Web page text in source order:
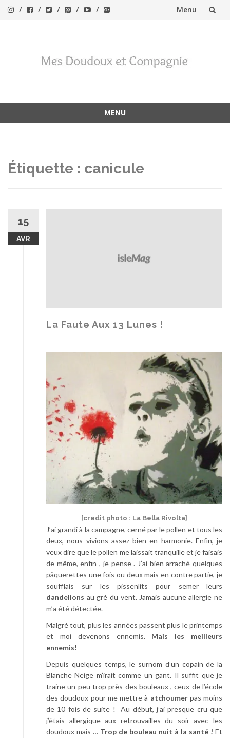
Menu
MENU
Étiquette : canicule
15
AVR
La Faute Aux 13 Lunes !
[credit photo : La Bella Rivolta]
J’ai grandi à la campagne, cerné par le pollen et tous les
deux, nous vivions assez bien en harmonie. Enfin, je
veux dire que le pollen me laissait tranquille et je faisais
de même, enfin , je pense . J’ai bien arraché quelques
pâquerettes une fois ou deux mais en contre partie, je
soufflais sur les pissenlits pour semer leurs
dandelions au gré du vent. Jamais aucune allergie ne
m’a été détectée.
Malgré tout, plus les années passent plus le printemps
et moi devenons ennemis. Mais les meilleurs
ennemis!
Depuis quelques temps, le surnom d’un copain de la
Blanche Neige m’irait comme un gant. Il suffit que je
traine un peu trop près des bouleaux , ceux de l’école
des doudoux pour me mettre à atchoumerpas moins
de 10 fois de suite ! Au début, j’ai presque cru que
j’étais allergique aux retrouvailles du soir avec les
doudoux mais … Trop de bouleau nuit à la santé ! Et